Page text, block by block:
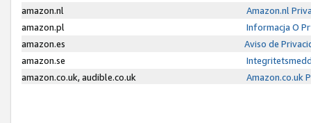
amazon.nl
Amazon.nl
amazon.pl
Informacja O
amazon.es
Aviso de
amazon.se
amazon.co.uk, audible.co.uk
Amazon.co.uk